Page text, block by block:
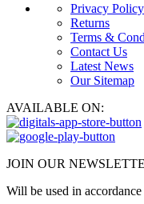
Privacy Policy
Returns
Terms &
Contact Us
Latest News
Our Sitemap
AVAILABLE ON:
JOIN OUR
Will be used in